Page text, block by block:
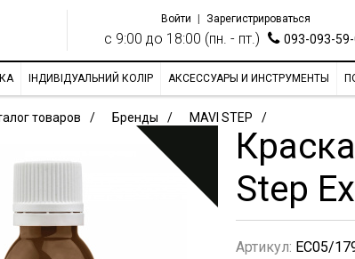
Войти Зарегистрироваться
с 9:00 до 18:00 (пн. - пт.) 093-093-
ІНДИВІДУАЛЬНИЙ КОЛІР АКСЕССУАРЫ И ИНСТРУМЕНТЫ
товаров Бренды MAVI STEP
Step
Артикул: EC05/